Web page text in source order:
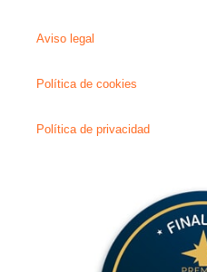
Aviso legal
Política de cookies
Política de privacidad